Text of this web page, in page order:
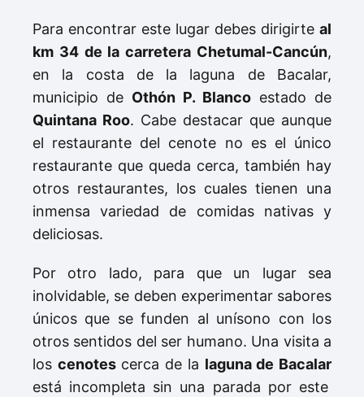
Para encontrar este lugar debes dirigirte al
km 34 de la carretera Chetumal-Cancún,
en la costa de la laguna de Bacalar,
municipio de Othón P. Blanco estado de
Quintana Roo. Cabe destacar que aunque
el restaurante del cenote no es el único
restaurante que queda cerca, también hay
otros restaurantes, los cuales tienen una
inmensa variedad de comidas nativas y
deliciosas.
Por otro lado, para que un lugar sea
inolvidable, se deben experimentar sabores
únicos que se funden al unísono con los
otros sentidos del ser humano. Una visita a
los cenotescerca de la laguna de Bacalar
está incompleta sin una parada por este